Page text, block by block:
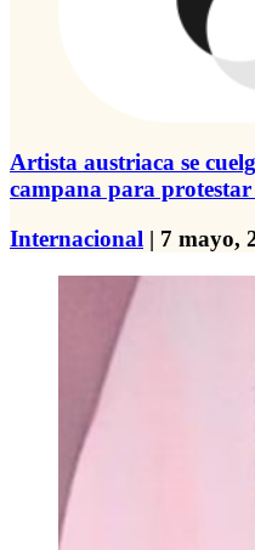
Artista austriaca se
campana para
Internacional | 7 mayo,